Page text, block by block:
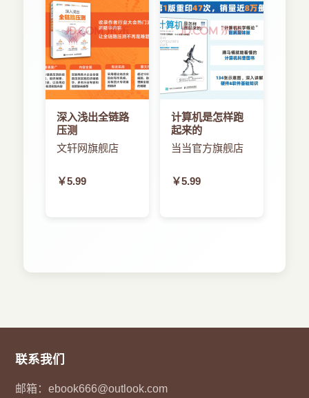
深入浅出全链路
压测
文轩网旗舰店
￥5.99
计算机是怎样跑
起来的
当当官方旗舰店
￥5.99
联系我们
邮箱：ebook666@outlook.com